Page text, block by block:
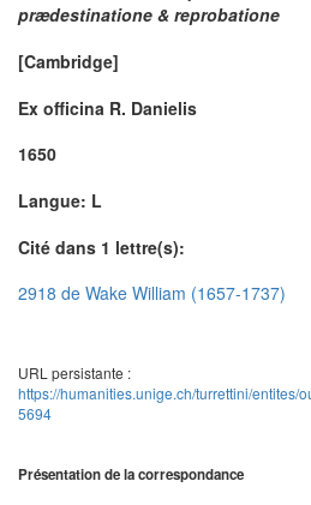
prædestinatione & reprobatione
[Cambridge]
Ex officina R. Danielis
1650
Langue: L
Cité dans 1 lettre(s):
2918 de Wake William (1657-1737)
URL persistante :
https://humanities.unige.ch/turrettini/entites/
5694
Présentation de la correspondance